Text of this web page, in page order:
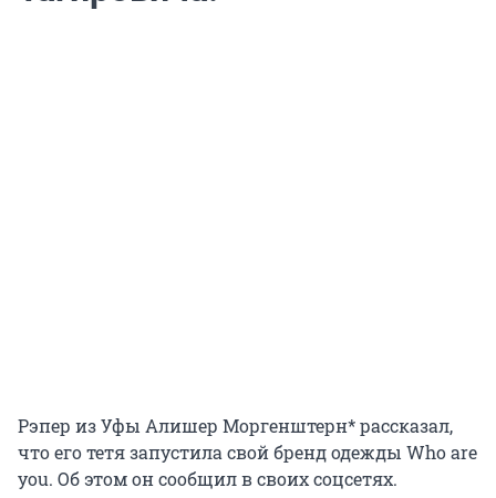
Рэпер из Уфы Алишер Моргенштерн* рассказал,
что его тетя запустила свой бренд одежды Who are
you. Об этом он сообщил в своих соцсетях.